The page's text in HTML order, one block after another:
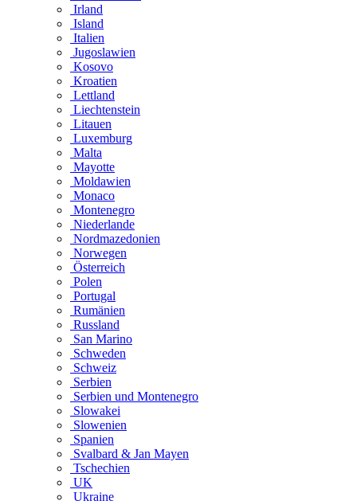
Irland
Island
Italien
Jugoslawien
Kosovo
Kroatien
Lettland
Liechtenstein
Litauen
Luxemburg
Malta
Mayotte
Moldawien
Monaco
Montenegro
Niederlande
Nordmazedonien
Norwegen
Österreich
Polen
Portugal
Rumänien
Russland
San Marino
Schweden
Schweiz
Serbien
Serbien und Montenegro
Slowakei
Slowenien
Spanien
Svalbard & Jan Mayen
Tschechien
UK
Ukraine